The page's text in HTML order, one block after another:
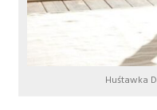
Huśtawka